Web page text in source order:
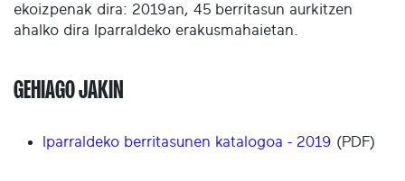
ekoizpenak dira: 2019an, 45 berritasun aurkitzen
ahalko dira Iparraldeko erakusmahaietan.
GEHIAGO JAKIN
Iparraldeko berritasunen katalogoa - 2019 (PDF)